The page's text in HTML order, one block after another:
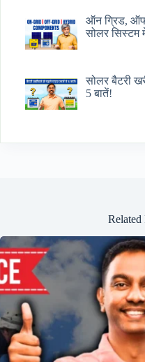
ऑन ग्रिड, ऑफ
सोलर सिस्टम
सोलर बैटरी
5 बातें!
Related